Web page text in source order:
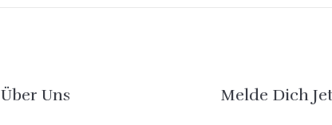
Über Uns Melde Dich